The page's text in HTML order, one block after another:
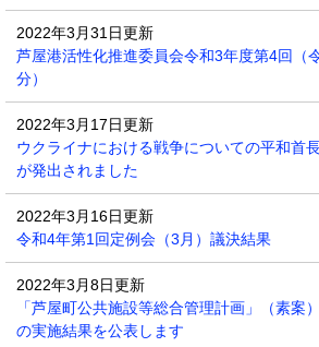
2022年3月31日更新
芦屋港活性化推進委員会令和3年度第4回（
分）
2022年3月17日更新
ウクライナにおける戦争についての平和首
が発出されました
2022年3月16日更新
令和4年第1回定例会（3月）議決結果
2022年3月8日更新
「芦屋町公共施設等総合管理計画」（素案
の実施結果を公表します